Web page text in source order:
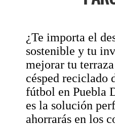
¿Te importa el
sostenible y tu
mejorar tu
césped reciclado
fútbol en Puebla
es la solución
ahorrarás en los